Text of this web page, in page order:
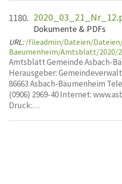
1180.
Dokumente & PDFs
URL: /fileadmin/Dateien/
Baeumenheim/Amtsblatt/2020/
Amtsblatt Gemeinde Asbach-
Herausgeber:
86663 Asbach-Bäumenheim
(0906) 2969-40 Internet:
Druck:…